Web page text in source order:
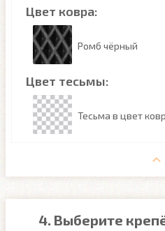
Цвет ковра:
Ромб чёрный
Цвет тесьмы:
Тесьма в цвет
4. Выберите